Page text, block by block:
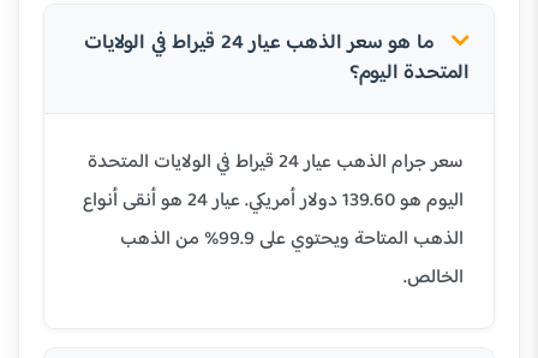
ما هو سعر الذهب عيار 24 قيراط في الولايات
المتحدة اليوم؟
سعر جرام الذهب عيار 24 قيراط في الولايات المتحدة
اليوم هو 139.60 دولار أمريكي. عيار 24 هو أنقى أنواع
الذهب المتاحة ويحتوي على 99.9% من الذهب
الخالص.